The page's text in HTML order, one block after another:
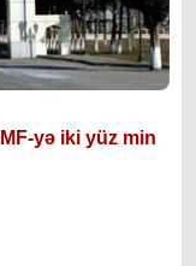
yə iki yüz min